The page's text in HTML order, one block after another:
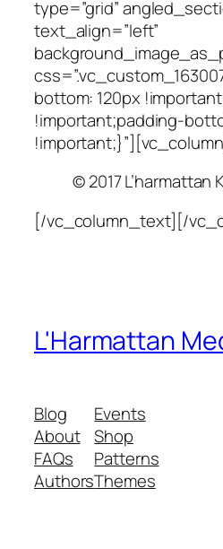
type=”grid”
text_align=”left”
bottom: 120px
!important;padding-
© 2017 L’harmattan
[/vc_column_text][/
L'Harmattan
Blog
About
FAQs
Authors
Events
Shop
Patterns
Themes